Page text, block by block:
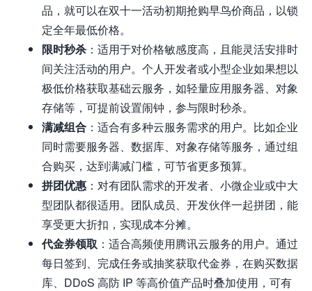
品，就可以在双十一活动初期抢购早鸟价商品，以锁
定全年最低价格。
限时秒杀 ：适用于对价格敏感度高，且能灵活安排时
间关注活动的用户。个人开发者或小型企业如果想以
极低价格获取基础云服务，如轻量应用服务器、对象
存储等，可提前设置闹钟，参与限时秒杀。
满减组合 ：适合有多种云服务需求的用户。比如企业
同时需要服务器、数据库、对象存储等服务，通过组
合购买，达到满减门槛，可节省更多预算。
拼团优惠 ：对有团队需求的开发者、小微企业或中大
型团队都很适用。团队成员、开发伙伴一起拼团，能
享受更大折扣，实现成本分摊。
代金券领取 ：适合高频使用腾讯云服务的用户。通过
每日签到、完成任务或抽奖获取代金券，在购买数据
库、DDoS 高防 IP 等高价值产品时叠加使用，可有